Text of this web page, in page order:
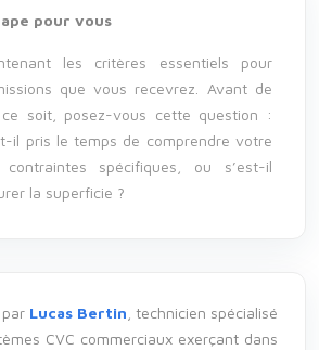
pour vous
les critères essentiels pour
que vous recevrez. Avant de
soit, posez-vous cette question :
il pris le temps de comprendre votre
spécifiques, ou s’est-il
la superficie ?
par Lucas Bertin , technicien spécialisé
CVC commerciaux exerçant dans